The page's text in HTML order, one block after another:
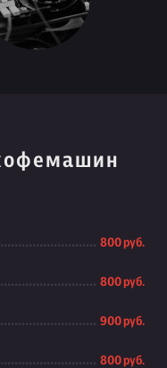
800 руб.
800 руб.
900 руб.
800 руб.